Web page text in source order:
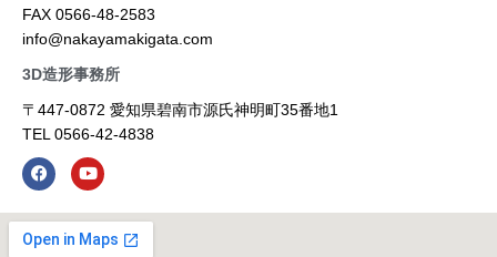
FAX 0566-48-2583
info@nakayamakigata.com
3D造形事務所
〒447-0872 愛知県碧南市源氏神明町35番地1
TEL 0566-42-4838